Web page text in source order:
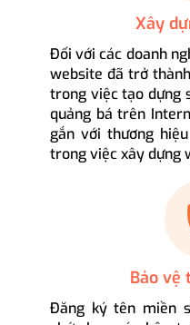
Xây
Đối với các doanh
website đã trở
trong việc tạo dựng
quảng bá trên
gắn với thương
trong việc xây dựng
Bảo vệ
Đăng ký tên miền